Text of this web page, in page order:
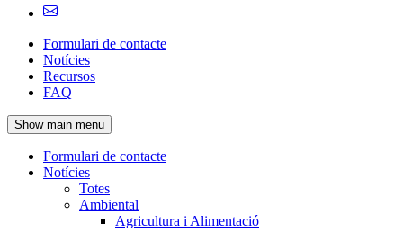
Navegació
principal
de
l'encapçalament
Formulari de contacte
Notícies
Recursos
FAQ
Show main menu
Navegació
principal
Formulari de contacte
Notícies
Totes
Ambiental
Agricultura i Alimentació